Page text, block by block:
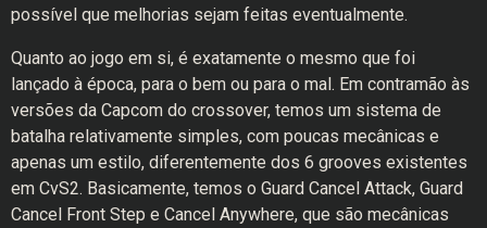
possível que melhorias sejam feitas eventualmente.
Quanto ao jogo em si, é exatamente o mesmo que foi
lançado à época, para o bem ou para o mal. Em contramão às
versões da Capcom do crossover, temos um sistema de
batalha relativamente simples, com poucas mecânicas e
apenas um estilo, diferentemente dos 6 grooves existentes
em CvS2. Basicamente, temos o Guard Cancel Attack, Guard
Cancel Front Step e Cancel Anywhere, que são mecânicas